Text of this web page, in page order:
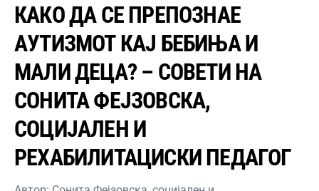
КАКО ДА СЕ ПРЕПОЗНАЕ
АУТИЗМОТ КАЈ БЕБИЊА И
МАЛИ ДЕЦА? – СОВЕТИ НА
СОНИТА ФЕЈЗОВСКА,
СОЦИЈАЛЕН И
РЕХАБИЛИТАЦИСКИ ПЕДАГОГ